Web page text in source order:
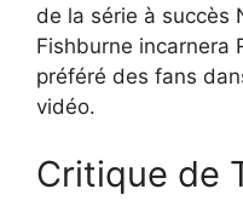
de la série à succès
Fishburne incarnera
préféré des fans
vidéo.
Critique de